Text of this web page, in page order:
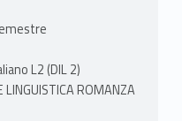
L2 (DIL 2)
ROMANZA